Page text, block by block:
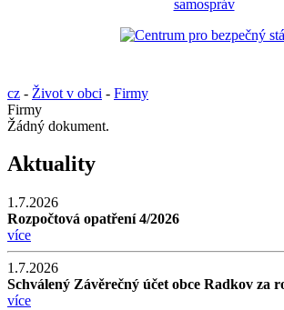
cz - Život v obci - Firmy
Firmy
Žádný dokument.
Aktuality
1.7.2026
Rozpočtová opatření 4/2026
více
1.7.2026
Schválený Závěrečný účet obce Radkov za
více